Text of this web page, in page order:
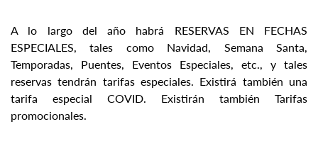
A lo largo del año habrá RESERVAS EN FECHAS
ESPECIALES, tales como Navidad, Semana Santa,
Temporadas, Puentes, Eventos Especiales, etc., y tales
reservas tendrán tarifas especiales. Existirá también una
tarifa especial COVID. Existirán también Tarifas
promocionales.